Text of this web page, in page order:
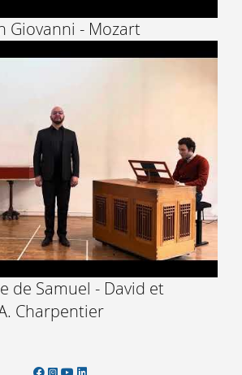
Giovanni - Mozart
de Samuel - David et
Charpentier